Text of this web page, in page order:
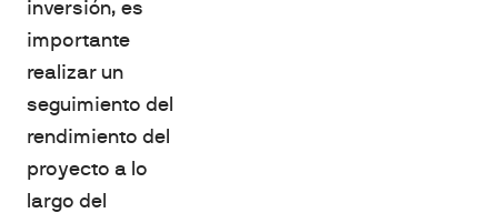
inversión, es
importante
realizar un
seguimiento del
rendimiento del
proyecto a lo
largo del